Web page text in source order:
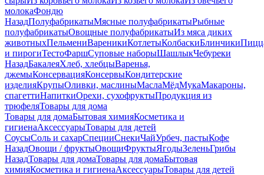
молокаФондю
НазадПолуфабрикатыМясные полуфабрикатыРыбные
полуфабрикатыОвощные полуфабрикатыИз мяса диких
животныхПельмениВареникиКотлетыКолбаскиБлинчики
и пирогиТестоФаршСуповые наборыШашлыкЧебуреки
НазадБакалеяХлеб, хлебцыВаренья,
джемыКонсервацияКонсервыКондитерские
изделияКрупыОливки, маслиныМаслаМёдМукаМакароны,
спагеттиНапиткиОрехи, сухофруктыПродукция из
трюфеляТовары для дома
Товары для домаБытовая химияКосметика и
гигиенаАксессуарыТовары для детей
СоусыСоль и сахарСпецииСнекиЧайУрбеч, пастыКофе
НазадОвощи / фруктыОвощиФруктыЯгодыЗеленьГрибы
НазадТовары для домаТовары для домаБытовая
химияКосметика и гигиенаАксессуарыТовары для детей